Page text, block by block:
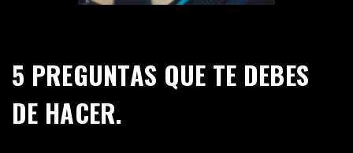
5 PREGUNTAS QUE TE DEBES
DE HACER.